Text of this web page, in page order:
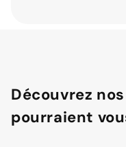
Découvrez
pourraient